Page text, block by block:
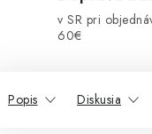
v SR pri
60€
Popis Diskusia